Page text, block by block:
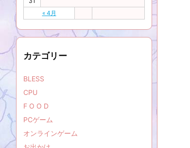
« 4月
カテゴリー
BLESS
CPU
F O O D
PCゲーム
オンラインゲーム